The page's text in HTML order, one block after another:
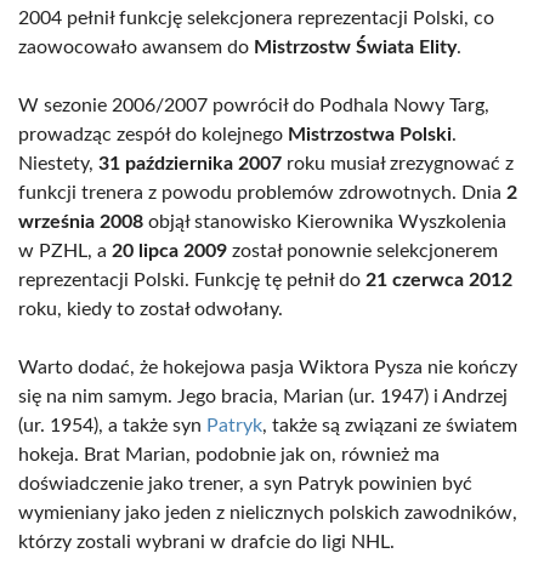
2004 pełnił funkcję selekcjonera reprezentacji Polski, co
zaowocowało awansem do Mistrzostw Świata Elity.
W sezonie 2006/2007 powrócił do Podhala Nowy Targ,
prowadząc zespół do kolejnego Mistrzostwa Polski.
Niestety, 31 października 2007 roku musiał zrezygnować z
funkcji trenera z powodu problemów zdrowotnych. Dnia 2
września 2008 objął stanowisko Kierownika Wyszkolenia
w PZHL, a 20 lipca 2009 został ponownie selekcjonerem
reprezentacji Polski. Funkcję tę pełnił do 21 czerwca 2012
roku, kiedy to został odwołany.
Warto dodać, że hokejowa pasja Wiktora Pysza nie kończy
się na nim samym. Jego bracia, Marian (ur. 1947) i Andrzej
(ur. 1954), a także syn Patryk, także są związani ze światem
hokeja. Brat Marian, podobnie jak on, również ma
doświadczenie jako trener, a syn Patryk powinien być
wymieniany jako jeden z nielicznych polskich zawodników,
którzy zostali wybrani w drafcie do ligi NHL.